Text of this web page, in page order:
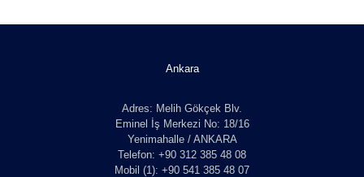
Ankara
Adres: Melih Gökçek Blv.
Eminel İş Merkezi No: 18/16
Yenimahalle / ANKARA
Telefon: +90 312 385 48 08
Mobil (1): +90 541 385 48 07